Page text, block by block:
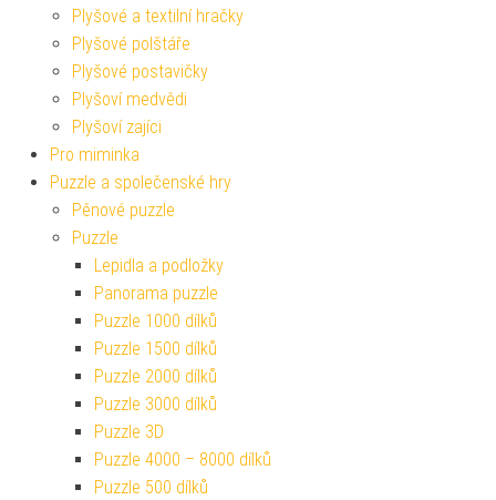
Plyšové a textilní hračky
Plyšové polštáře
Plyšové postavičky
Plyšoví medvědi
Plyšoví zajíci
Pro miminka
Puzzle a společenské hry
Pěnové puzzle
Puzzle
Lepidla a podložky
Panorama puzzle
Puzzle 1000 dílků
Puzzle 1500 dílků
Puzzle 2000 dílků
Puzzle 3000 dílků
Puzzle 3D
Puzzle 4000 – 8000 dílků
Puzzle 500 dílků